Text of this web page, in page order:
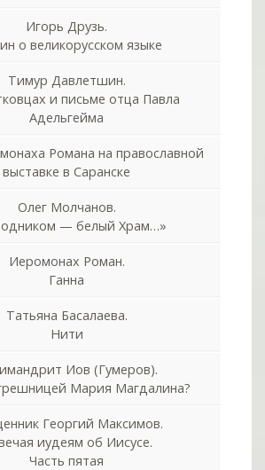
Игорь Друзь.
о великорусском языке
Тимур Давлетшин.
и письме отца Павла
Адельгейма
Романа на православной
выставке в Саранске
Олег Молчанов.
— белый Храм…»
Иеромонах Роман.
Ганна
Татьяна Басалаева.
Нити
Иов (Гумеров).
Мария Магдалина?
Георгий Максимов.
иудеям об Иисусе.
Часть пятая